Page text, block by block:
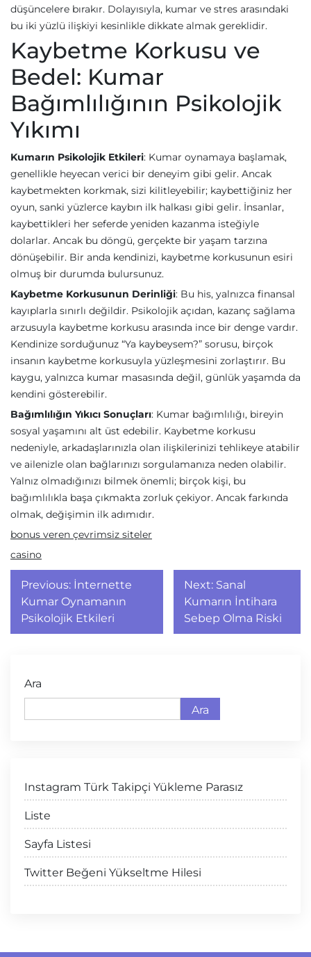
düşüncelere bırakır. Dolayısıyla, kumar ve stres arasındaki
bu iki yüzlü ilişkiyi kesinlikle dikkate almak gereklidir.
Kaybetme Korkusu ve
Bedel: Kumar
Bağımlılığının Psikolojik
Yıkımı
Kumarın Psikolojik Etkileri: Kumar oynamaya başlamak,
genellikle heyecan verici bir deneyim gibi gelir. Ancak
kaybetmekten korkmak, sizi kilitleyebilir; kaybettiğiniz her
oyun, sanki yüzlerce kaybın ilk halkası gibi gelir. İnsanlar,
kaybettikleri her seferde yeniden kazanma isteğiyle
dolarlar. Ancak bu döngü, gerçekte bir yaşam tarzına
dönüşebilir. Bir anda kendinizi, kaybetme korkusunun esiri
olmuş bir durumda bulursunuz.
Kaybetme Korkusunun Derinliği: Bu his, yalnızca finansal
kayıplarla sınırlı değildir. Psikolojik açıdan, kazanç sağlama
arzusuyla kaybetme korkusu arasında ince bir denge vardır.
Kendinize sorduğunuz “Ya kaybeysem?” sorusu, birçok
insanın kaybetme korkusuyla yüzleşmesini zorlaştırır. Bu
kaygu, yalnızca kumar masasında değil, günlük yaşamda da
kendini gösterebilir.
Bağımlılığın Yıkıcı Sonuçları: Kumar bağımlılığı, bireyin
sosyal yaşamını alt üst edebilir. Kaybetme korkusu
nedeniyle, arkadaşlarınızla olan ilişkilerinizi tehlikeye atabilir
ve ailenizle olan bağlarınızı sorgulamanıza neden olabilir.
Yalnız olmadığınızı bilmek önemli; birçok kişi, bu
bağımlılıkla başa çıkmakta zorluk çekiyor. Ancak farkında
olmak, değişimin ilk adımıdır.
bonus veren çevrimsiz siteler
casino
Yazı
gezinmesi
Previous: İnternette
Kumar Oynamanın
Psikolojik Etkileri
Next: Sanal
Kumarın İntihara
Sebep Olma Riski
Ara
Ara
Instagram Türk Takipçi Yükleme Parasız
Liste
Sayfa Listesi
Twitter Beğeni Yükseltme Hilesi